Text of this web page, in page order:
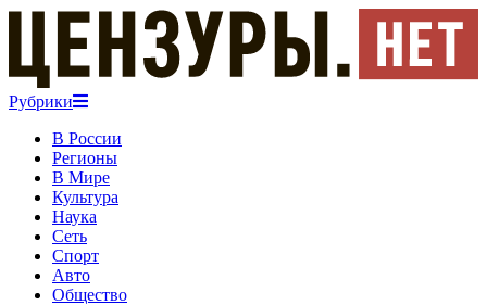
Рубрики
В России
Регионы
В Мире
Культура
Наука
Сеть
Спорт
Авто
Общество